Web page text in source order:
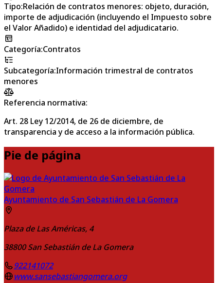
Tipo:Relación de contratos menores: objeto, duración,
importe de adjudicación (incluyendo el Impuesto sobre
el Valor Añadido) e identidad del adjudicatario.
Categoría:Contratos
Subcategoría:Información trimestral de contratos
menores
Referencia normativa:
Art. 28 Ley 12/2014, de 26 de diciembre, de
transparencia y de acceso a la información pública.
Pie de página
Ayuntamiento de San Sebastián de La Gomera
Plaza de Las Américas, 4
38800 San Sebastián de La Gomera
922141072
www.sansebastiangomera.org